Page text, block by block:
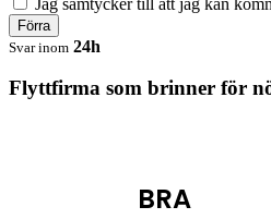
Förra
Svar inom 24h
Flyttfirma som brinner för
BRA